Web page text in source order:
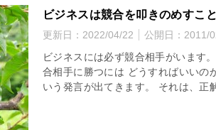
ビジネスは競合を叩きのめすこ
更新日： 2022/04/22 公開日： 2011/
ビジネスには必ず競合相手がいます
合相手に勝つには どうすればいいの
いう発言が出てきます。 それは、正